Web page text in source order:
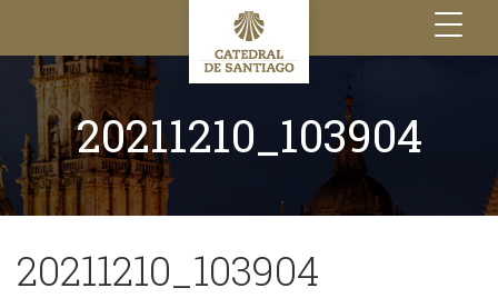
Toggle
navigation
20211210_103904
20211210_103904